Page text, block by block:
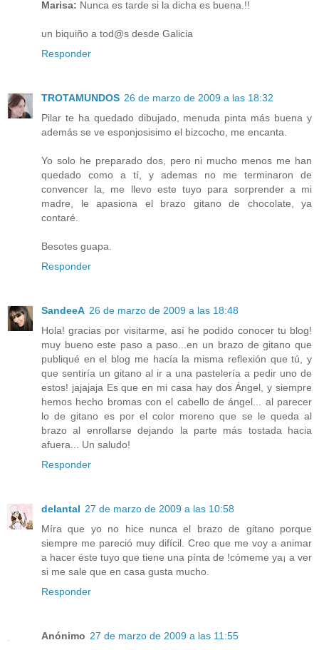
Marisa: Nunca es tarde si la dicha es buena.!!
un biquiño a tod@s desde Galicia
Responder
TROTAMUNDOS 26 de marzo de 2009 a las 18:32
Pilar te ha quedado dibujado, menuda pinta más buena y
además se ve esponjosisimo el bizcocho, me encanta.
Yo solo he preparado dos, pero ni mucho menos me han
quedado como a tí, y ademas no me terminaron de
convencer la, me llevo este tuyo para sorprender a mi
madre, le apasiona el brazo gitano de chocolate, ya
contaré.
Besotes guapa.
Responder
SandeeA 26 de marzo de 2009 a las 18:48
Hola! gracias por visitarme, así he podido conocer tu blog!
muy bueno este paso a paso...en un brazo de gitano que
publiqué en el blog me hacía la misma reflexión que tú, y
que sentiría un gitano al ir a una pastelería a pedir uno de
estos! jajajaja Es que en mi casa hay dos Ángel, y siempre
hemos hecho bromas con el cabello de ángel... al parecer
lo de gitano es por el color moreno que se le queda al
brazo al enrollarse dejando la parte más tostada hacia
afuera... Un saludo!
Responder
delantal 27 de marzo de 2009 a las 10:58
Míra que yo no hice nunca el brazo de gitano porque
siempre me pareció muy difícil. Creo que me voy a animar
a hacer éste tuyo que tiene una pínta de !cómeme ya¡ a ver
si me sale que en casa gusta mucho.
Responder
Anónimo 27 de marzo de 2009 a las 11:55